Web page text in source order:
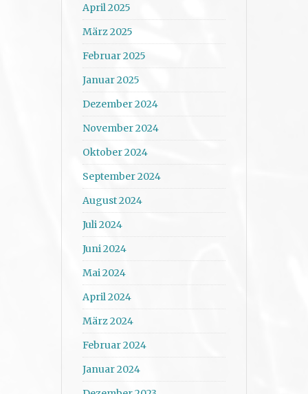
April 2025
März 2025
Februar 2025
Januar 2025
Dezember 2024
November 2024
Oktober 2024
September 2024
August 2024
Juli 2024
Juni 2024
Mai 2024
April 2024
März 2024
Februar 2024
Januar 2024